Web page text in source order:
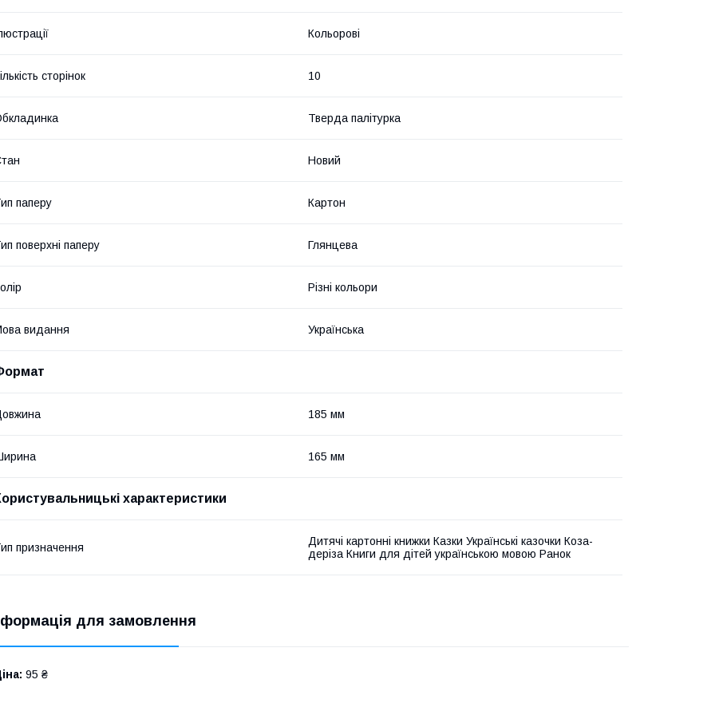
Кольорові
сторінок 10
Тверда палітурка
Новий
паперу Картон
поверхні паперу Глянцева
Різні кольори
видання Українська
185 мм
165 мм
характеристики
призначення
Дитячі картонні книжки Казки Українські казочки Коза-
деріза Книги для дітей українською мовою Ранок
для замовлення
95 ₴